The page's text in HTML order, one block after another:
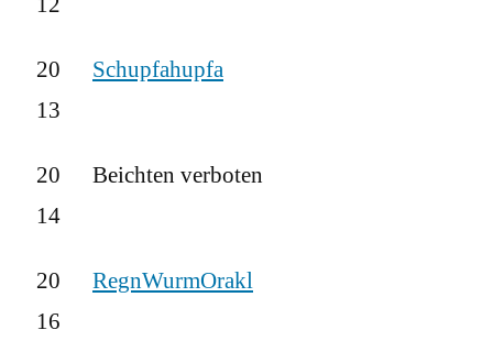
20
13
Schupfahupfa
20
14
Beichten verboten
20
16
RegnWurmOrakl